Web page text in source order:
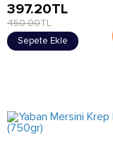
397.20TL
450.00TL
Sepete Ekle